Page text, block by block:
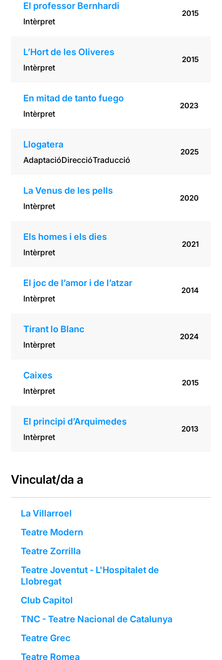
El professor Bernhardi
Intèrpret
2015
L’Hort de les Oliveres
Intèrpret
2015
En mitad de tanto fuego
Intèrpret
2023
Llogatera
AdaptacióDireccióTraducció
2025
La Venus de les pells
Intèrpret
2020
Els homes i els dies
Intèrpret
2021
El joc de l’amor i de l’atzar
Intèrpret
2014
Tirant lo Blanc
Intèrpret
2024
Caixes
Intèrpret
2015
El principi d’Arquimedes
Intèrpret
2013
Vinculat/da a
La Villarroel
Teatre Modern
Teatre Zorrilla
Teatre Joventut - L'Hospitalet de
Llobregat
Club Capitol
TNC - Teatre Nacional de Catalunya
Teatre Grec
Teatre Romea